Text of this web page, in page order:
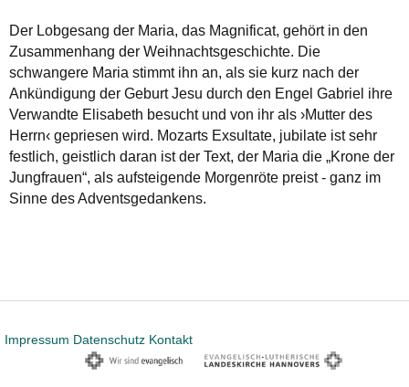
Der Lobgesang der Maria, das Magnificat, gehört in den
Zusammenhang der Weihnachts­geschichte. Die
schwangere Maria stimmt ihn an, als sie kurz nach der
Ankündigung der Geburt Jesu durch den Engel Gabriel ihre
Verwandte Elisabeth besucht und von ihr als ›Mutter des
Herrn‹ gepriesen wird. Mozarts Exsultate, jubilate ist sehr
festlich, geistlich daran ist der Text, der Maria die „Krone der
Jungfrauen“, als aufsteigende Morgenröte preist - ganz im
Sinne des Adventsgedankens.
Impressum Datenschutz Kontakt